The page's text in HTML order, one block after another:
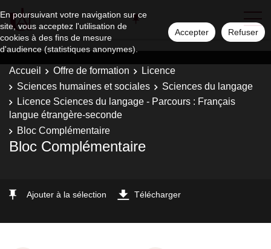
En poursuivant votre navigation sur ce
site, vous acceptez l'utilisation de
cookies à des fins de mesure
d'audience (statistiques anonymes).
Accepter Refuser
Accueil Offre de formation
Licence
Sciences humaines et sociales
Sciences du langage
Licence Sciences du langage - Parcours : Français
langue étrangère-seconde
Bloc Complémentaire
Bloc Complémentaire
Ajouter à la sélection Télécharger